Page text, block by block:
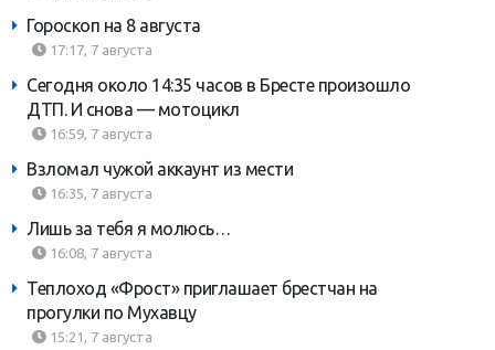
Гороскоп на 8 августа
17:17, 7 августа
Сегодня около 14:35 часов в Бресте произошло
ДТП. И снова — мотоцикл
16:59, 7 августа
Взломал чужой аккаунт из мести
16:35, 7 августа
Лишь за тебя я молюсь…
16:08, 7 августа
Теплоход «Фрост» приглашает брестчан на
прогулки по Мухавцу
15:21, 7 августа